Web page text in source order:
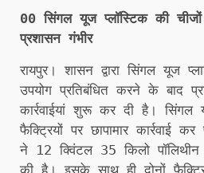
00 सिंगल यूज प्लॉस्टिक की
प्रशासन गंभीर
रायपुर। शासन द्वारा सिंगल यूज
उपयोग प्रतिबंधित करने के बाद
कार्रवाईयां शुरू कर दी है। सिंगल
फैक्ट्रियों पर छापामार कार्रवाई
ने 12 क्विंटल 35 किलो
की है। इसके साथ ही दोनों